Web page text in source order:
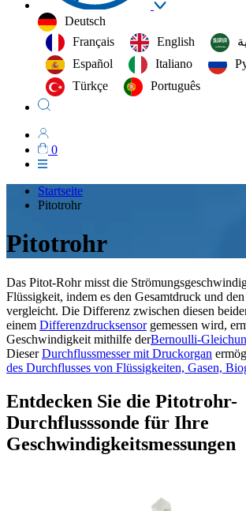
Deutsch
Français
English
Español
Italiano
Türkçe
Português
0
Startseite
Pitotrohr
Pitotrohr
Das Pitot-Rohr misst die
Flüssigkeit, indem es den Gesamtdruck und
vergleicht. Die Differenz zwischen diesen
einem Differenzdrucksensorgemessen wird,
Geschwindigkeit mithilfe derBernoulli-
DieserDurchflussmesser mit Druckorgan
des Durchflusses von Flüssigkeiten, Gasen,
Entdecken Sie die Pitotrohr-
Durchflusssonde für Ihre
Geschwindigkeitsmessungen